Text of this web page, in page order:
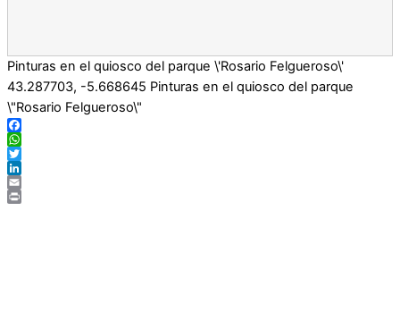
Pinturas en el quiosco del parque \'Rosario Felgueroso\'
43.287703, -5.668645 Pinturas en el quiosco del parque
\"Rosario Felgueroso\"
Facebook
WhatsApp
Twitter
LinkedIn
Email